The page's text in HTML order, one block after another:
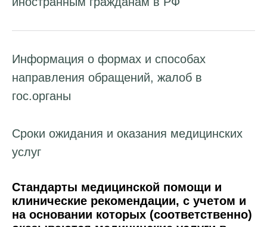
Информация о формах и способах
направления обращений, жалоб в
гос.органы
Сроки ожидания и оказания медицинских
услуг
Стандарты медицинской помощи и
клинические рекомендации, с учетом и
на основании которых (соответственно)